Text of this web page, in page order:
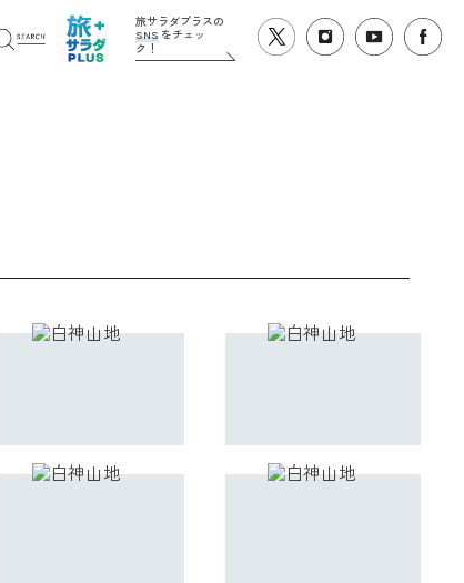
旅サラダプラスの
SNSをチェッ
ク！